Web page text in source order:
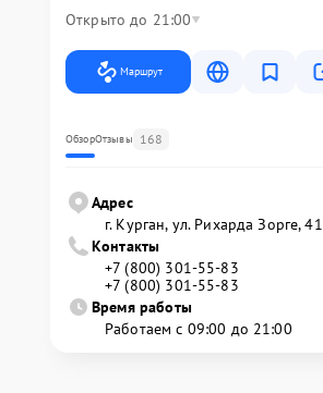
Открыто до 21:00
Маршрут
ОбзорОтзывы 168
Адрес
г. Курган, ул. Рихарда Зорге, 41
Контакты
+7 (800) 301-55-83
+7 (800) 301-55-83
Время работы
Работаем с 09:00 до 21:00